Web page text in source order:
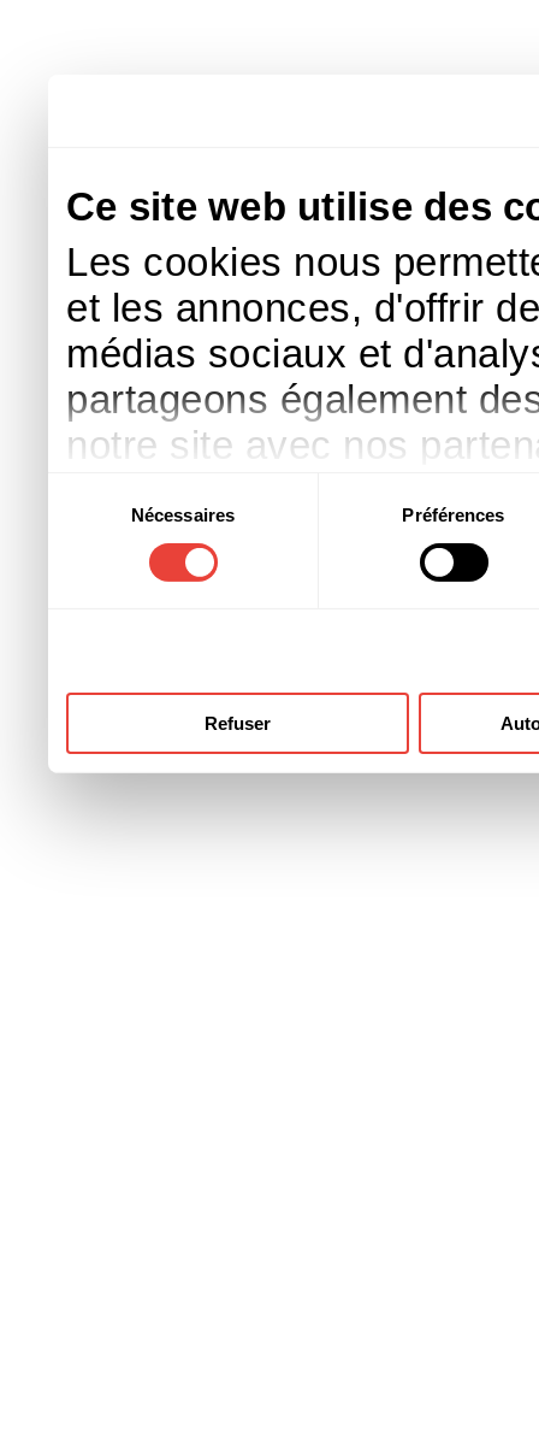
Ce site web utilise des
Les cookies nous
et les annonces, d'offrir
médias sociaux et
partageons également
notre site avec nos
d'autres informations
ont collectées lors de
consentement
Nécessaires Préférences
Refuser